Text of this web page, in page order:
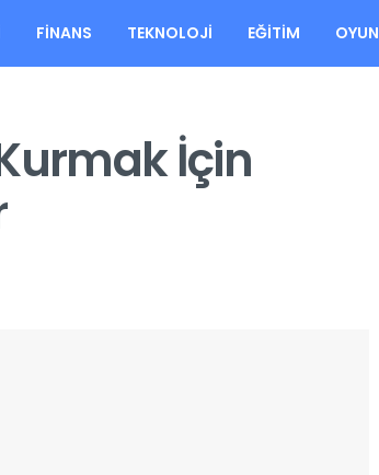
FINANS TEKNOLOJI EĞITIM OYUN
İçin